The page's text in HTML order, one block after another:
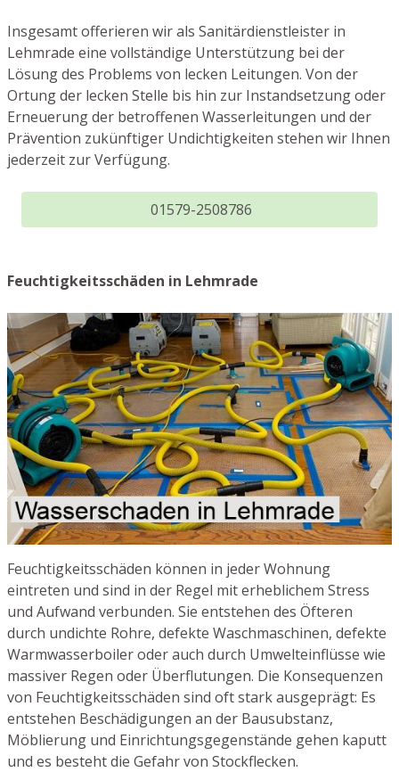
Insgesamt offerieren wir als Sanitärdienstleister in
Lehmrade eine vollständige Unterstützung bei der
Lösung des Problems von lecken Leitungen. Von der
Ortung der lecken Stelle bis hin zur Instandsetzung oder
Erneuerung der betroffenen Wasserleitungen und der
Prävention zukünftiger Undichtigkeiten stehen wir Ihnen
jederzeit zur Verfügung.
01579-2508786
Feuchtigkeitsschäden in Lehmrade
Feuchtigkeitsschäden können in jeder Wohnung
eintreten und sind in der Regel mit erheblichem Stress
und Aufwand verbunden. Sie entstehen des Öfteren
durch undichte Rohre, defekte Waschmaschinen, defekte
Warmwasserboiler oder auch durch Umwelteinflüsse wie
massiver Regen oder Überflutungen. Die Konsequenzen
von Feuchtigkeitsschäden sind oft stark ausgeprägt: Es
entstehen Beschädigungen an der Bausubstanz,
Möblierung und Einrichtungsgegenstände gehen kaputt
und es besteht die Gefahr von Stockflecken.